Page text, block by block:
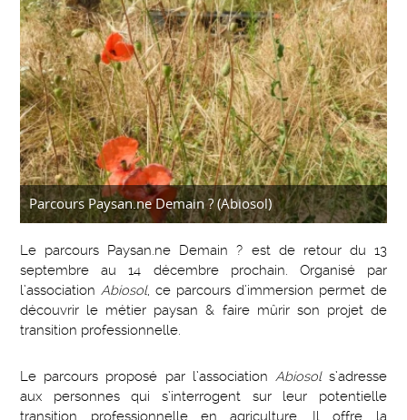
Parcours Paysan.ne Demain ? (Abiosol)
Le parcours Paysan.ne Demain ? est de retour du 13
septembre au 14 décembre prochain. Organisé par
l’associationAbiosol, ce parcours d’immersion permet de
découvrir le métier paysan & faire mûrir son projet de
transition professionnelle.
Le parcours proposé par l’association Abiosols’adresse
aux personnes qui s’interrogent sur leur potentielle
transition professionnelle en agriculture. Il offre la